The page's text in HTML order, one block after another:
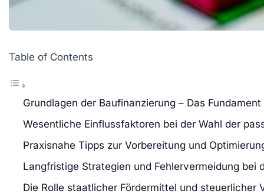
Table of Contents
Grundlagen der Baufinanzierung – Das
Wesentliche Einflussfaktoren bei der Wahl der
Praxisnahe Tipps zur Vorbereitung und
Langfristige Strategien und Fehlervermeidung bei
Die Rolle staatlicher Fördermittel und steuerlicher